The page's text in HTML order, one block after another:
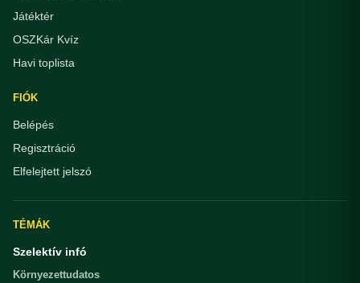
Játéktér
OSZKár Kvíz
Havi toplista
FIÓK
Belépés
Regisztráció
Elfelejtett jelszó
TÉMÁK
Szelektív infó
Környezettudatos